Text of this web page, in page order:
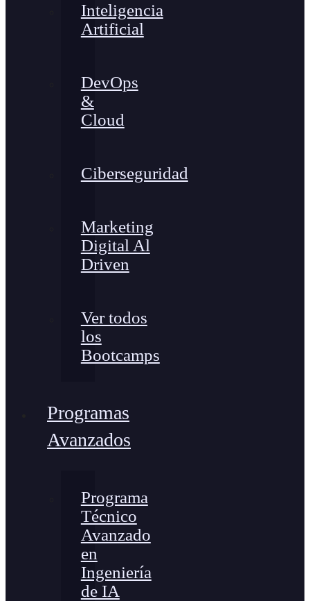
Inteligencia
Artificial
DevOps
&
Cloud
Ciberseguridad
Marketing
Digital Al
Driven
Ver todos
los
Bootcamps
Programas
Avanzados
Programa
Técnico
Avanzado
en
Ingeniería
de IA